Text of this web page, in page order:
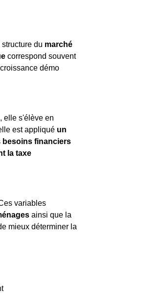
du marché
correspond souvent
démo
, elle s'élève en
est appliqué un
besoins financiers
la taxe
variables
ainsi que la
mieux déterminer la